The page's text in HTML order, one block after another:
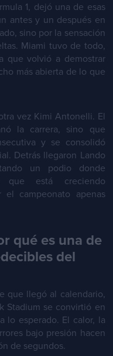
1, dejó una de esas
antes y un después en
sino por la sensación
Miami tuvo de todo,
que volvió a demostrar
más abierta de lo que
vez Kimi Antonelli. El
la carrera, sino que
y se consolidó
Detrás llegaron Lando
un podio donde
que está creciendo
campeonato apenas
qué es una de
del
que llegó al calendario,
Stadium se convirtió en
lo esperado. El calor, la
bajo presión hacen
de segundos.